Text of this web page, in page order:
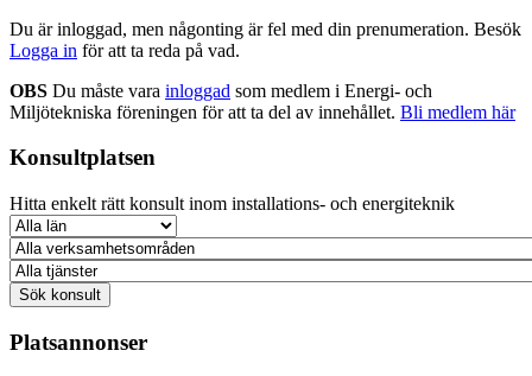
Du är inloggad, men någonting är fel med din prenumeration. Besök
Logga in för att ta reda på vad.
OBS Du måste vara inloggad som medlem i Energi- och
Miljötekniska föreningen för att ta del av innehållet. Bli medlem här
Konsultplatsen
Hitta enkelt rätt konsult inom installations- och energiteknik
Platsannonser